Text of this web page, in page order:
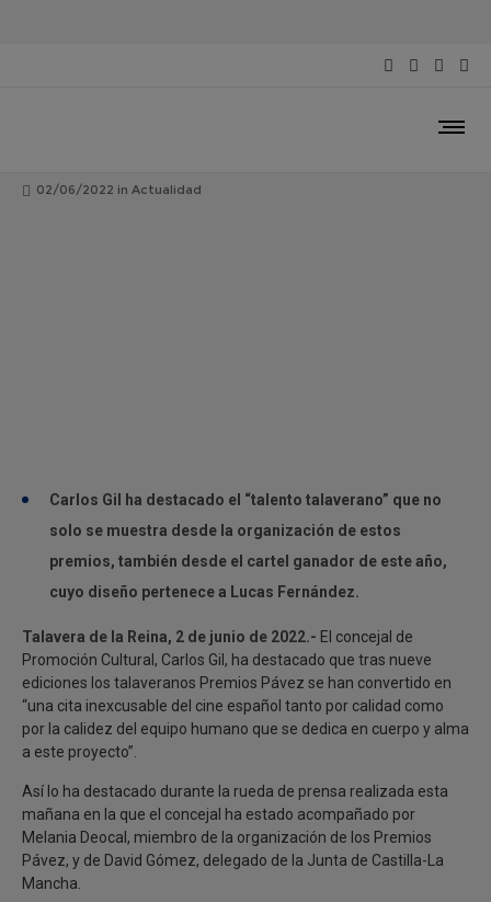
Premios Pávez se han convertido en una
02/06/2022 in Actualidad
Carlos Gil ha destacado el “talento talaverano” que no
solo se muestra desde la organización de estos
premios, también desde el cartel ganador de este año,
cuyo diseño pertenece a Lucas Fernández.
Talavera de la Reina, 2 de junio de 2022.- El concejal de
Promoción Cultural, Carlos Gil, ha destacado que tras nueve
ediciones los talaveranos Premios Pávez se han convertido en
“una cita inexcusable del cine español tanto por calidad como
por la calidez del equipo humano que se dedica en cuerpo y alma
a este proyecto”.
Así lo ha destacado durante la rueda de prensa realizada esta
mañana en la que el concejal ha estado acompañado por
Melania Deocal, miembro de la organización de los Premios
Pávez, y de David Gómez, delegado de la Junta de Castilla-La
Mancha.